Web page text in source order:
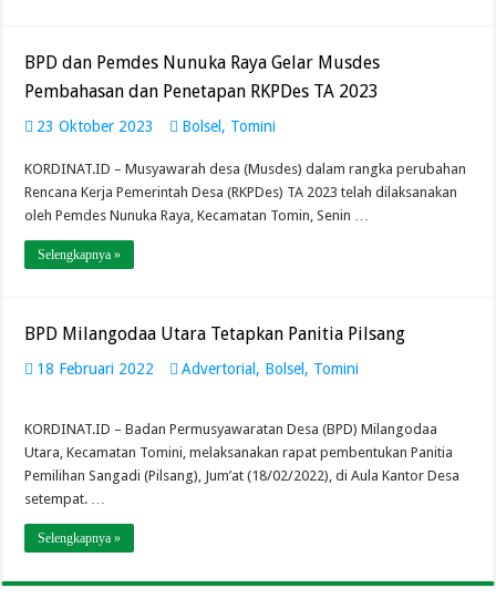
BPD dan Pemdes Nunuka Raya Gelar Musdes
Pembahasan dan Penetapan RKPDes TA 2023
23 Oktober 2023 Bolsel , Tomini
KORDINAT.ID – Musyawarah desa (Musdes) dalam rangka perubahan
Rencana Kerja Pemerintah Desa (RKPDes) TA 2023 telah dilaksanakan
oleh Pemdes Nunuka Raya, Kecamatan Tomin, Senin …
Selengkapnya »
BPD Milangodaa Utara Tetapkan Panitia Pilsang
18 Februari 2022 Advertorial , Bolsel , Tomini
KORDINAT.ID – Badan Permusyawaratan Desa (BPD) Milangodaa
Utara, Kecamatan Tomini, melaksanakan rapat pembentukan Panitia
Pemilihan Sangadi (Pilsang), Jum’at (18/02/2022), di Aula Kantor Desa
setempat. …
Selengkapnya »